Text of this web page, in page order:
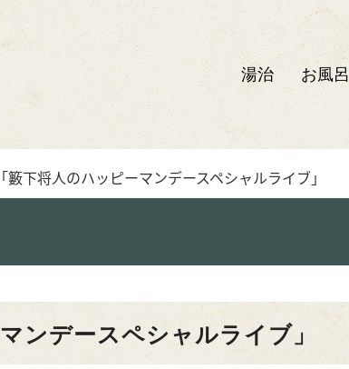
湯治 お風呂
下将人のハッピーマンデースペシャルライブ」
ンデースペシャルライブ」